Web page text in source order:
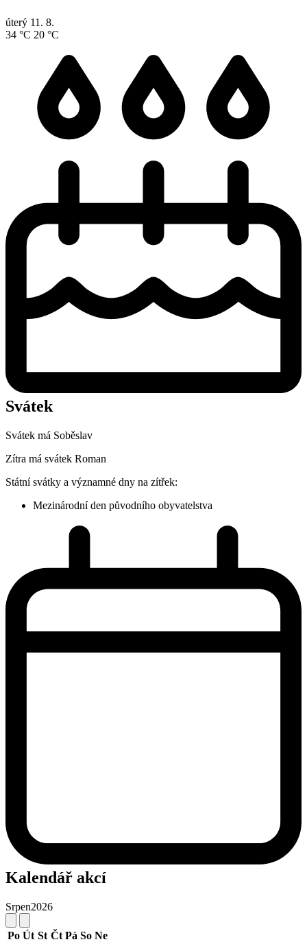
úterý 11. 8.
34 °C 20 °C
Svátek
Svátek má Soběslav
Zítra má svátek Roman
Státní svátky a významné dny na zítřek:
Mezinárodní den původního obyvatelstva
Kalendář akcí
Srpen2026
Po Út St Čt Pá So Ne